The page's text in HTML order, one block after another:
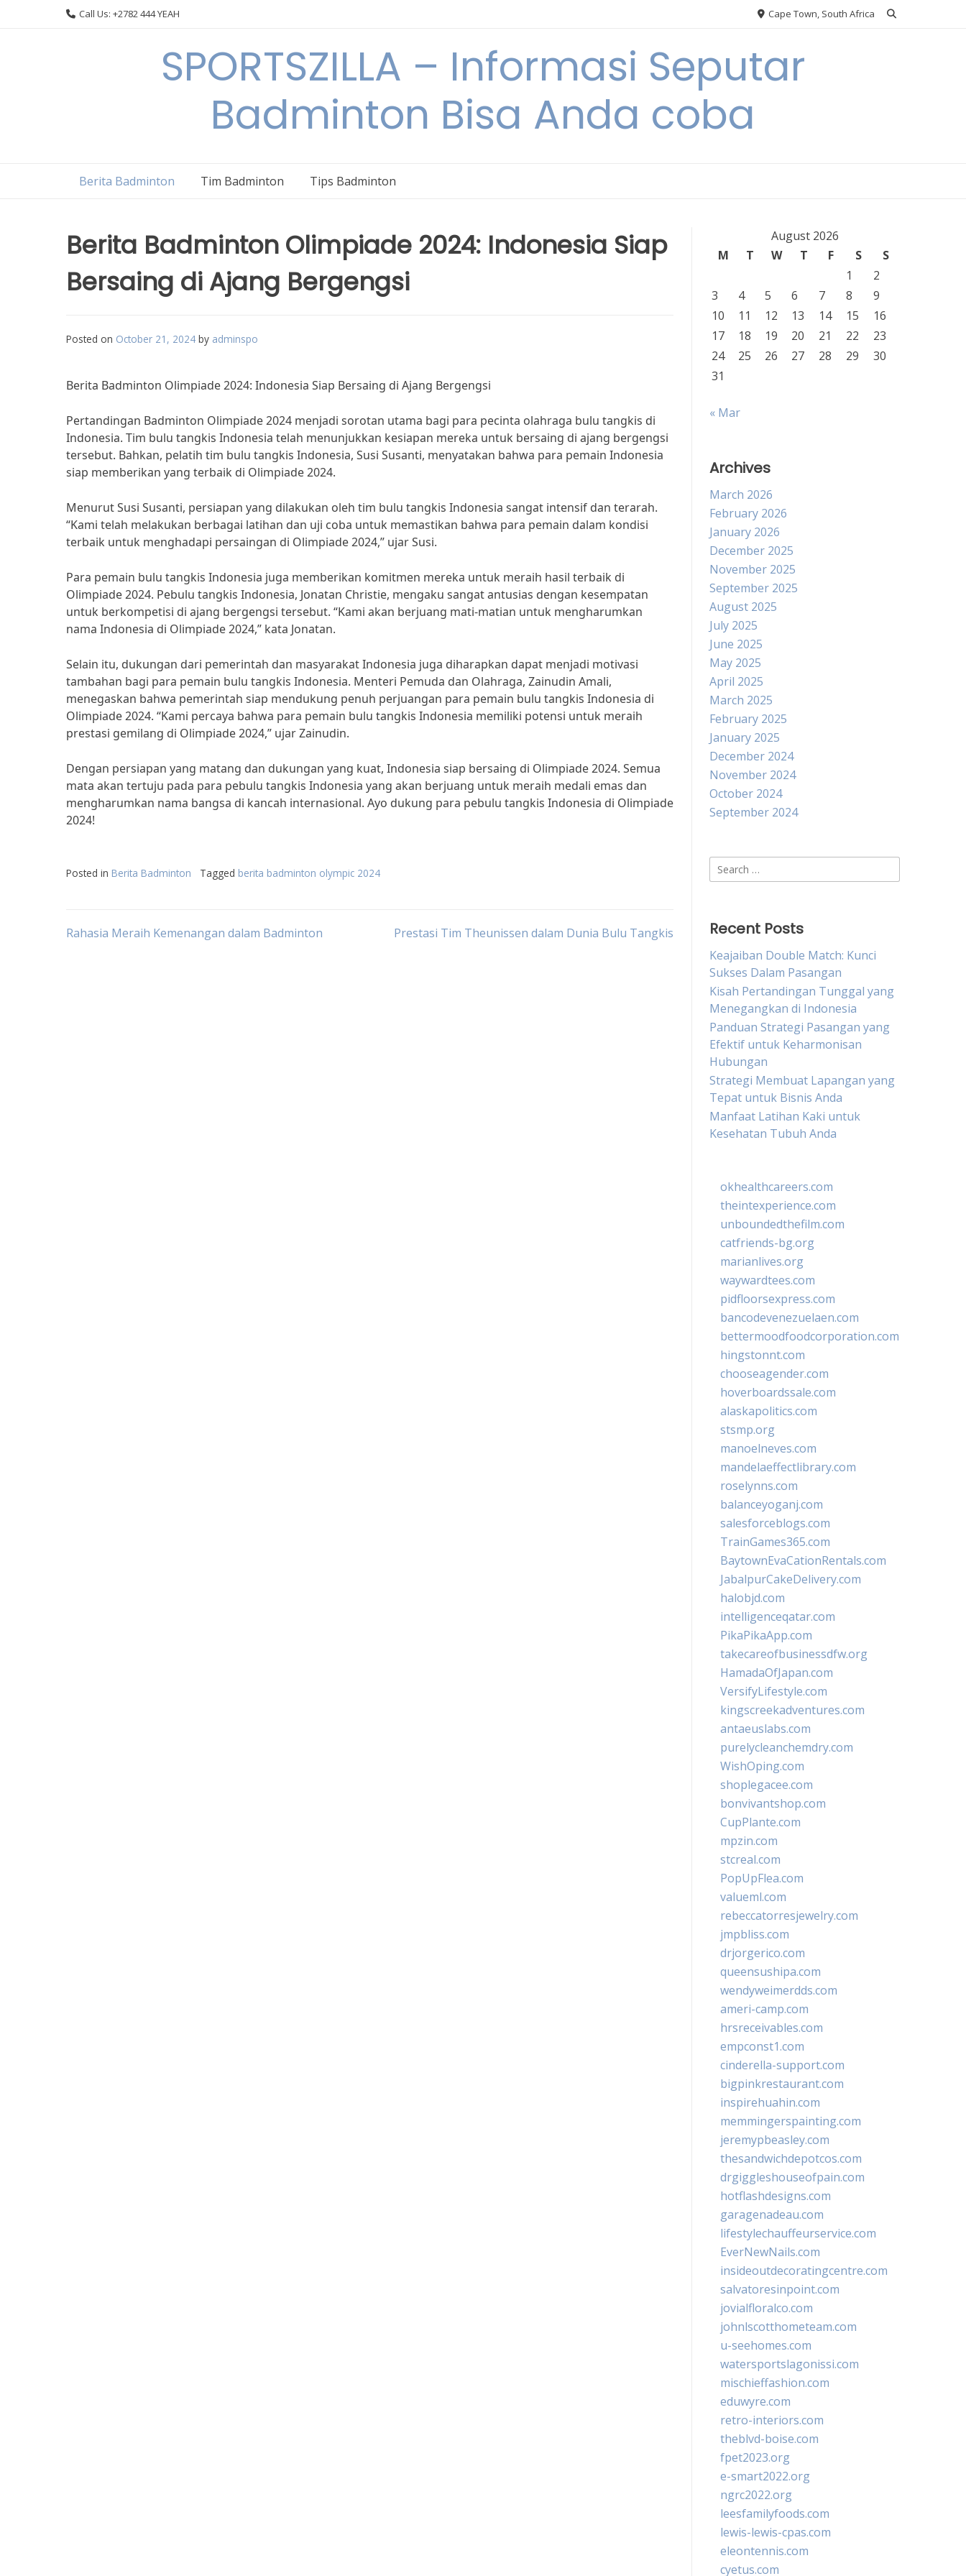
Call Us: +2782 444 YEAH Cape Town, South Africa
SPORTSZILLA – Informasi Seputar
Badminton Bisa Anda coba
Berita Badminton Tim Badminton Tips Badminton
Berita Badminton Olimpiade 2024: Indonesia Siap
Bersaing di Ajang Bergengsi
Posted on October 21, 2024 by adminspo
Berita Badminton Olimpiade 2024: Indonesia Siap Bersaing di Ajang Bergengsi
Pertandingan Badminton Olimpiade 2024 menjadi sorotan utama bagi para pecinta olahraga bulu tangkis di
Indonesia. Tim bulu tangkis Indonesia telah menunjukkan kesiapan mereka untuk bersaing di ajang bergengsi
tersebut. Bahkan, pelatih tim bulu tangkis Indonesia, Susi Susanti, menyatakan bahwa para pemain Indonesia
siap memberikan yang terbaik di Olimpiade 2024.
Menurut Susi Susanti, persiapan yang dilakukan oleh tim bulu tangkis Indonesia sangat intensif dan terarah.
“Kami telah melakukan berbagai latihan dan uji coba untuk memastikan bahwa para pemain dalam kondisi
terbaik untuk menghadapi persaingan di Olimpiade 2024,” ujar Susi.
Para pemain bulu tangkis Indonesia juga memberikan komitmen mereka untuk meraih hasil terbaik di
Olimpiade 2024. Pebulu tangkis Indonesia, Jonatan Christie, mengaku sangat antusias dengan kesempatan
untuk berkompetisi di ajang bergengsi tersebut. “Kami akan berjuang mati-matian untuk mengharumkan
nama Indonesia di Olimpiade 2024,” kata Jonatan.
Selain itu, dukungan dari pemerintah dan masyarakat Indonesia juga diharapkan dapat menjadi motivasi
tambahan bagi para pemain bulu tangkis Indonesia. Menteri Pemuda dan Olahraga, Zainudin Amali,
menegaskan bahwa pemerintah siap mendukung penuh perjuangan para pemain bulu tangkis Indonesia di
Olimpiade 2024. “Kami percaya bahwa para pemain bulu tangkis Indonesia memiliki potensi untuk meraih
prestasi gemilang di Olimpiade 2024,” ujar Zainudin.
Dengan persiapan yang matang dan dukungan yang kuat, Indonesia siap bersaing di Olimpiade 2024. Semua
mata akan tertuju pada para pebulu tangkis Indonesia yang akan berjuang untuk meraih medali emas dan
mengharumkan nama bangsa di kancah internasional. Ayo dukung para pebulu tangkis Indonesia di Olimpiade
2024!
Posted in Berita Badminton Tagged berita badminton olympic 2024
Post
Rahasia Meraih Kemenangan dalam Badminton Prestasi Tim Theunissen dalam Dunia Bulu Tangkis
August 2026
M
T W T F S
S
1
2
3
4 5 6 7 8
9
10
11 12 13 14 15
16
17
18 19 20 21 22
23
24
25 26 27 28 29
30
31
« Mar
Archives
March 2026
February 2026
January 2026
December 2025
November 2025
September 2025
August 2025
July 2025
June 2025
May 2025
April 2025
March 2025
February 2025
January 2025
December 2024
November 2024
October 2024
September 2024
Search
for:
Recent Posts
Keajaiban Double Match: Kunci
Sukses Dalam Pasangan
Kisah Pertandingan Tunggal yang
Menegangkan di Indonesia
Panduan Strategi Pasangan yang
Efektif untuk Keharmonisan
Hubungan
Strategi Membuat Lapangan yang
Tepat untuk Bisnis Anda
Manfaat Latihan Kaki untuk
Kesehatan Tubuh Anda
okhealthcareers.com
theintexperience.com
unboundedthefilm.com
catfriends-bg.org
marianlives.org
waywardtees.com
pidfloorsexpress.com
bancodevenezuelaen.com
bettermoodfoodcorporation.com
hingstonnt.com
chooseagender.com
hoverboardssale.com
alaskapolitics.com
stsmp.org
manoelneves.com
mandelaeffectlibrary.com
roselynns.com
balanceyoganj.com
salesforceblogs.com
TrainGames365.com
BaytownEvaCationRentals.com
JabalpurCakeDelivery.com
halobjd.com
intelligenceqatar.com
PikaPikaApp.com
takecareofbusinessdfw.org
HamadaOfJapan.com
VersifyLifestyle.com
kingscreekadventures.com
antaeuslabs.com
purelycleanchemdry.com
WishOping.com
shoplegacee.com
bonvivantshop.com
CupPlante.com
mpzin.com
stcreal.com
PopUpFlea.com
valueml.com
rebeccatorresjewelry.com
jmpbliss.com
drjorgerico.com
queensushipa.com
wendyweimerdds.com
ameri-camp.com
hrsreceivables.com
empconst1.com
cinderella-support.com
bigpinkrestaurant.com
inspirehuahin.com
memmingerspainting.com
jeremypbeasley.com
thesandwichdepotcos.com
drgiggleshouseofpain.com
hotflashdesigns.com
garagenadeau.com
lifestylechauffeurservice.com
EverNewNails.com
insideoutdecoratingcentre.com
salvatoresinpoint.com
jovialfloralco.com
johnlscotthometeam.com
u-seehomes.com
watersportslagonissi.com
mischieffashion.com
eduwyre.com
retro-interiors.com
theblvd-boise.com
fpet2023.org
e-smart2022.org
ngrc2022.org
leesfamilyfoods.com
lewis-lewis-cpas.com
eleontennis.com
cyetus.com